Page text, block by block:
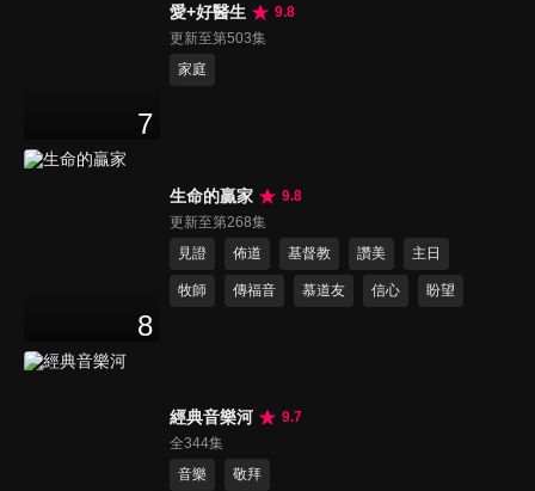
7
愛+好醫生
9.8
更新至第503集
家庭
8
生命的贏家
9.8
更新至第268集
見證
佈道 基督教 讚美 主日
牧師 傳福音 慕道友 信心 盼望
經典音樂河
9.7
全344集
音樂
敬拜